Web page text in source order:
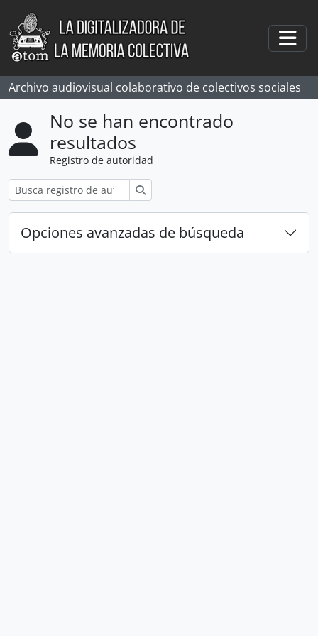
Skip to main content
Archivo audiovisual colaborativo de colectivos sociales
No se han encontrado
resultados
Registro de autoridad
Opciones avanzadas de búsqueda